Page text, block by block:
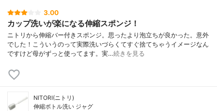
3.00
カップ洗いが楽になる伸縮スポンジ！
ニトリから伸縮バー付きスポンジ。思ったより泡立ちが良かった。意外
でした！こういうのって実際洗いづらくてすぐ捨てちゃうイメージなん
ですけど母がずっと使ってます。実…続きを見る
NITORI(ニトリ)
伸縮ボトル洗い ジャグ